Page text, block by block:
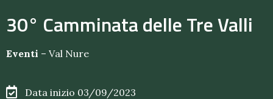
30° Camminata delle Tre Valli
Eventi – Val Nure
Data inizio 03/09/2023